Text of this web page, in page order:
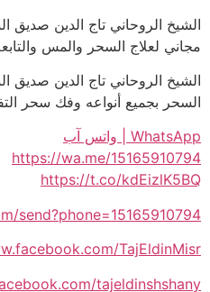
الشيخ الروحاني تاج الدين صديق
مجاني لعلاج السحر والمس والتابعة
الشيخ الروحاني تاج الدين
السحر بجميع أنواعه وفك سحر التفرقة
WhatsApp | واتس آب
https://wa.me/15165910794
https://t.co/kdEizlK5BQ
send?phone=15165910794
TajEldinMisr
tajeldinshshany